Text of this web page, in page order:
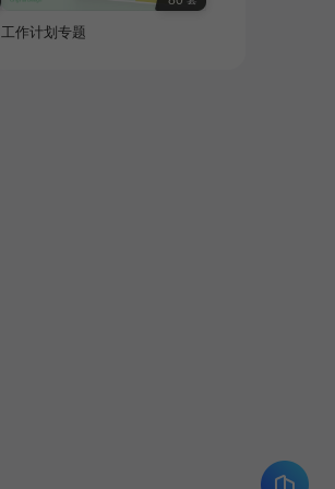
工作计划专题